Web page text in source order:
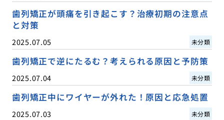
歯列矯正が頭痛を引き起こす？治療初期の注意点
と対策
2025.07.05 未分類
歯列矯正で逆にたるむ？考えられる原因と予防策
2025.07.04 未分類
歯列矯正中にワイヤーが外れた！原因と応急処置
2025.07.03 未分類